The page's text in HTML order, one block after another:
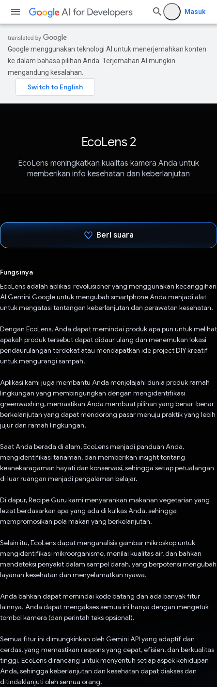
Masuk
Google menggunakan teknologi AI untuk menerjemahkan konten
ke dalam bahasa pilihan Anda. Terjemahan AI mungkin
mengandung kesalahan.
EcoLens 2
EcoLens meningkatkan kualitas kamera Anda untuk
memberikan info kesehatan dan keberlanjutan
Beri suara
Fungsinya
EcoLens adalah aplikasi revolusioner yang menggunakan kecanggihan
AI Gemini Google untuk mengubah smartphone Anda menjadi alat
untuk mengatasi tantangan keberlanjutan dan perawatan kesehatan.
Dengan EcoLens, Anda dapat memindai produk apa pun untuk melihat
apakah produk tersebut dapat didaur ulang dan menemukan lokasi
pendaurulangan terdekat atau mendapatkan ide project DIY kreatif
untuk mengurangi sampah.
Aplikasi kami juga membantu Anda menjelajahi dunia produk ramah
lingkungan yang membingungkan dengan mengidentifikasi
greenwashing, memastikan Anda membuat pilihan yang benar-benar
berkelanjutan yang dapat mendorong pasar menuju praktik yang lebih
jujur dan ramah lingkungan.
Saat Anda berada di alam, EcoLens menjadi panduan Anda,
mengidentifikasi tanaman, dan memberikan insight tentang
keanekaragaman hayati dan konservasi, sehingga setiap petualangan
di luar ruangan menjadi pengalaman belajar.
Di dapur, Recipe Guru kami menyarankan makanan vegetarian yang
lezat berdasarkan apa yang ada di kulkas Anda, sehingga
mempromosikan pola makan yang berkelanjutan.
Selain itu, EcoLens dapat menganalisis gambar mikroskop untuk
mengidentifikasi mikroorganisme, menilai kualitas air, dan bahkan
mendeteksi penyakit dalam sampel darah, yang berpotensi mengubah
layanan kesehatan dan menyelamatkan nyawa.
Anda bahkan dapat memindai kode batang dan ada banyak fitur
lainnya. Anda dapat mengakses semua ini hanya dengan mengetuk
tombol kamera (dan perintah teks opsional).
Semua fitur ini dimungkinkan oleh Gemini API yang adaptif dan
cerdas, yang memastikan respons yang cepat, efisien, dan berkualitas
tinggi. EcoLens dirancang untuk menyentuh setiap aspek kehidupan
Anda, sehingga keberlanjutan dan kesehatan dapat diakses dan
ditindaklanjuti oleh semua orang.